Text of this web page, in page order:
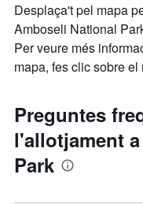
Desplaça't pel mapa
Amboseli National
Per veure més
mapa, fes clic sobre el
Preguntes
l'allotjament
Park